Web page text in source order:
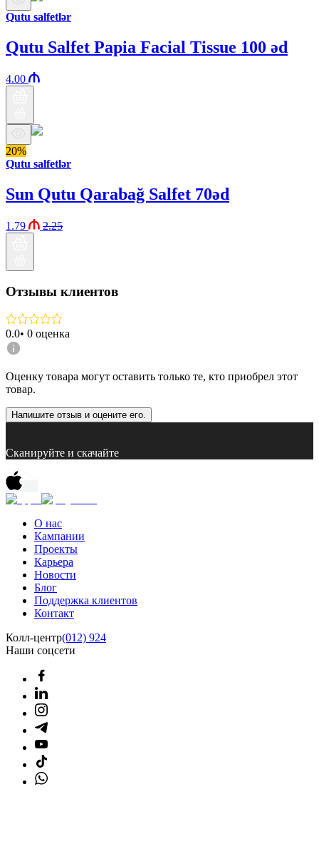
Qutu salfetlər
Qutu Salfet Papia Facial Tissue 100 əd
4.00
20%
Qutu salfetlər
Sun Qutu Qarabağ Salfet 70əd
1.79 2.25
Отзывы клиентов
0.0• 0 оценка
Оценку товара могут оставить только те, кто приобрел этот
товар.
Напишите отзыв и оцените его.
Сканируйте и скачайте
О нас
Кампании
Проекты
Карьера
Новости
Блог
Поддержка клиентов
Контакт
Колл-центр(012) 924
Наши соцсети